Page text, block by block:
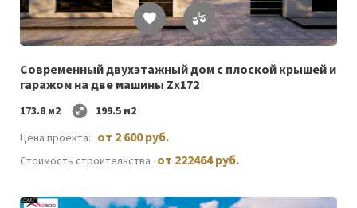
Список
желаемого
Cовременный двухэтажный дом с плоской крышей и
гаражом на две машины Zx172
173.8 м2
199.5 м2
Цена проекта: от 2 600 руб.
Стоимость строительства от 222464 руб.